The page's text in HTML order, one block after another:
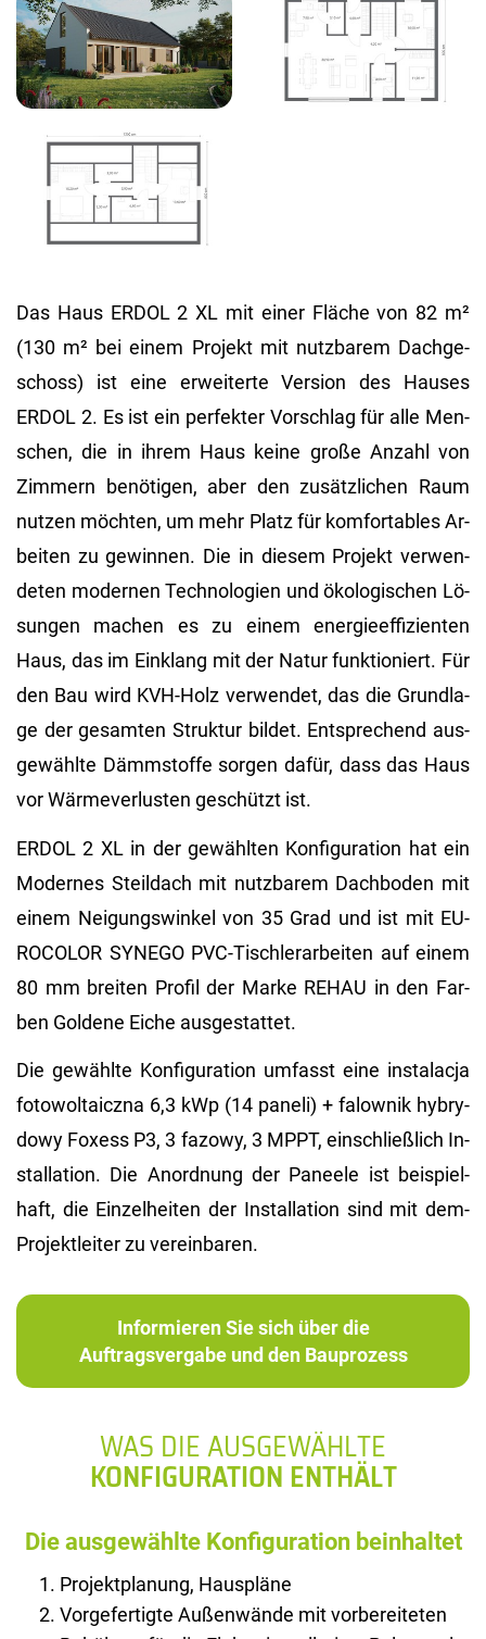
Das Haus ERDOL 2 XL mit einer Flä­che von 82 m²
(130 m² bei einem Pro­jekt mit nutz­ba­rem Dach­ge­
schoss) ist eine er­wei­ter­te Ver­si­on des Hau­ses
ERDOL 2. Es ist ein per­fek­ter Vor­schlag für alle Men­
schen, die in ihrem Haus keine große An­zahl von
Zim­mern be­nö­ti­gen, aber den zu­sätz­li­chen Raum
nut­zen möch­ten, um mehr Platz für kom­for­ta­bles Ar­
bei­ten zu ge­win­nen. Die in die­sem Pro­jekt ver­wen­
de­ten mo­der­nen Tech­no­lo­gi­en und öko­lo­gi­schen Lö­
sun­gen ma­chen es zu einem en­er­gie­ef­fi­zi­en­ten
Haus, das im Ein­klang mit der Natur funk­tio­niert. Für
den Bau wird KVH-Holz ver­wen­det, das die Grund­la­
ge der ge­sam­ten Struk­tur bil­det. Ent­spre­chend aus­
ge­wähl­te Dämm­stof­fe sor­gen dafür, dass das Haus
vor Wär­me­ver­lus­ten ge­schützt ist.
ERDOL 2 XL in der ge­wähl­ten Kon­fi­gu­ra­ti­on hat ein
Mo­der­nes Steil­dach mit nutz­ba­rem Dach­bo­den mit
einem Nei­gungs­win­kel von 35 Grad und ist mit EU­
RO­CO­LOR SYN­EGO PVC-Tisch­ler­ar­bei­ten auf einem
80 mm brei­ten Pro­fil der Marke REHAU in den Far­
ben Gol­de­ne Eiche aus­ge­stat­tet.
Die ge­wähl­te Kon­fi­gu­ra­ti­on um­fasst eine instalac­ja
fo­to­wol­taicz­na 6,3 kWp (14 pa­ne­li) + fa­low­nik hy­bry­
dowy Fo­xess P3, 3 fa­zowy, 3 MPPT, ein­schlie­ß­lich In­
stal­la­ti­on. Die An­ord­nung der Pa­nee­le ist bei­spiel­
haft, die Ein­zel­hei­ten der In­stal­la­ti­on sind mit dem­
Pro­jekt­lei­ter zu ver­ein­ba­ren.
Informieren Sie sich über die
Auftragsvergabe und den Bauprozess
WAS DIE AUSGEWÄHLTE
KONFIGURATION ENTHÄLT
Die ausgewählte Konfiguration beinhaltet
Projektplanung, Hauspläne
Vorgefertigte Außenwände mit vorbereiteten